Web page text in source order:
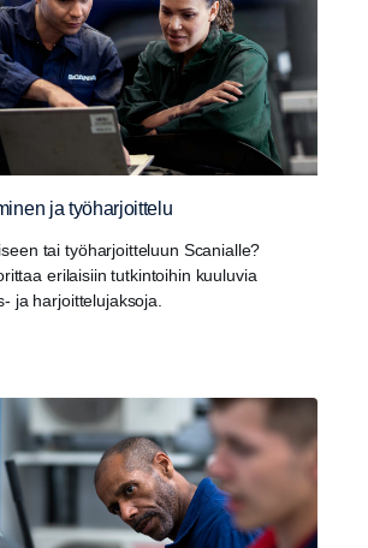
ja työharjoittelu
tai työharjoitteluun Scanialle?
erilaisiin tutkintoihin kuuluvia
ja harjoittelujaksoja.